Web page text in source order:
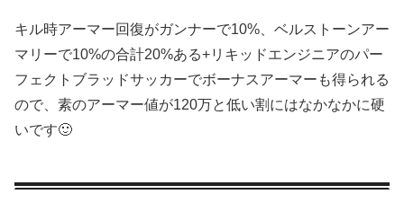
キル時アーマー回復がガンナーで10%、ベルストーンアー
マリーで10%の合計20%ある+リキッドエンジニアのパー
フェクトブラッドサッカーでボーナスアーマーも得られる
ので、素のアーマー値が120万と低い割にはなかなかに硬
いです🙂